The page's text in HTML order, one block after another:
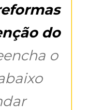
do
o